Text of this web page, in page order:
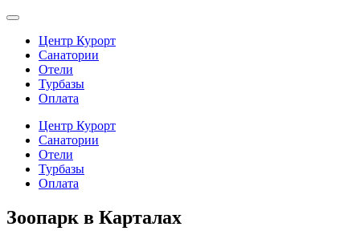
Центр Курорт
Санатории
Отели
Турбазы
Оплата
Центр Курорт
Санатории
Отели
Турбазы
Оплата
Зоопарк в Карталах